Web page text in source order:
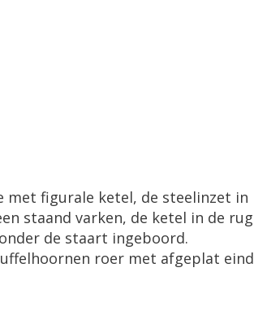
met figurale ketel, de steelinzet in
staand varken, de ketel in de rug
onder de staart ingeboord.
roer met afgeplat eind